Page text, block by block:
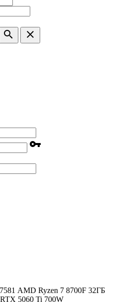
search clear
vpn_key
AMD Ryzen 7 8700F 32ГБ
5060 Ti 700W